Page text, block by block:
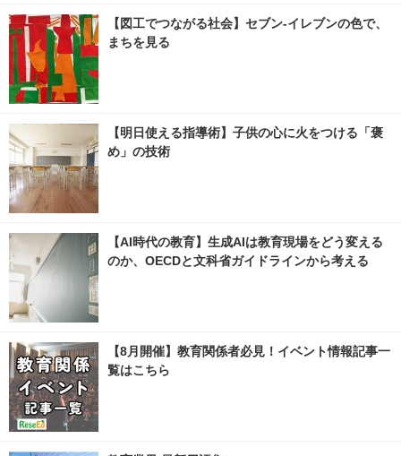
【図工でつながる社会】セブン‐イレブンの色で、
まちを見る
【明日使える指導術】子供の心に火をつける「褒
め」の技術
【AI時代の教育】生成AIは教育現場をどう変える
のか、OECDと文科省ガイドラインから考える
【8月開催】教育関係者必見！イベント情報記事一
覧はこちら